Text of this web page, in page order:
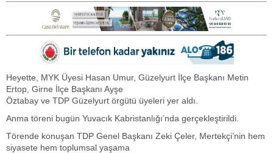
Heyette, MYK Üyesi Hasan Umur, Güzelyurt İlçe Başkanı Metin
Ertop, Girne İlçe Başkanı Ayşe
Öztabay ve TDP Güzelyurt örgütü üyeleri yer aldı.
Anma töreni bugün Yuvacık Kabristanlığı’nda gerçekleştirildi.
Törende konuşan TDP Genel Başkanı Zeki Çeler, Mertekçi’nin hem
siyasete hem toplumsal yaşama